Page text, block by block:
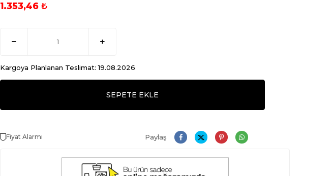
1.353,46 ₺
Kargoya Planlanan Teslimat: 19.08.2026
SEPETE EKLE
Fiyat Alarmı Paylaş